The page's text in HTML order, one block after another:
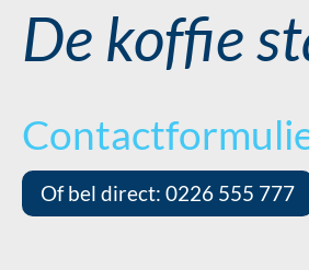
De koffie
Of bel direct: 0226 555 777